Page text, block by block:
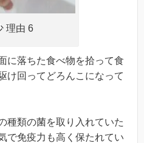
理由 6
に落ちた食べ物を拾って食
け回ってどろんこになって
種類の菌を取り入れていた
で免疫力も高く保たれてい